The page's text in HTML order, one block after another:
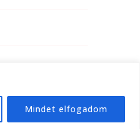
Mindet elfogadom